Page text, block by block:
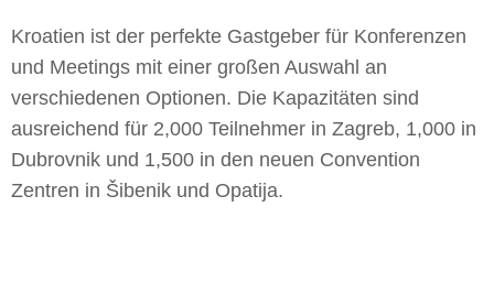
Kroatien ist der perfekte Gastgeber für Konferenzen
und Meetings mit einer großen Auswahl an
verschiedenen Optionen. Die Kapazitäten sind
ausreichend für 2,000 Teilnehmer in Zagreb, 1,000 in
Dubrovnik und 1,500 in den neuen Convention
Zentren in Šibenik und Opatija.